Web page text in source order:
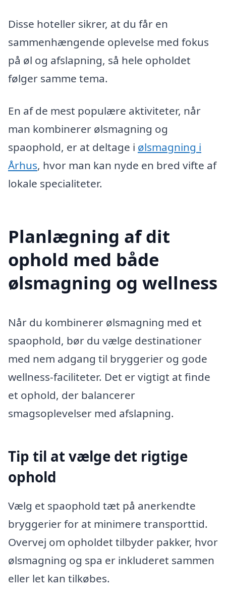
Disse hoteller sikrer, at du får en
sammenhængende oplevelse med fokus
på øl og afslapning, så hele opholdet
følger samme tema.
En af de mest populære aktiviteter, når
man kombinerer ølsmagning og
spaophold, er at deltage i ølsmagning i
Århus, hvor man kan nyde en bred vifte af
lokale specialiteter.
Planlægning af dit
ophold med både
ølsmagning og wellness
Når du kombinerer ølsmagning med et
spaophold, bør du vælge destinationer
med nem adgang til bryggerier og gode
wellness-faciliteter. Det er vigtigt at finde
et ophold, der balancerer
smagsoplevelser med afslapning.
Tip til at vælge det rigtige
ophold
Vælg et spaophold tæt på anerkendte
bryggerier for at minimere transporttid.
Overvej om opholdet tilbyder pakker, hvor
ølsmagning og spa er inkluderet sammen
eller let kan tilkøbes.